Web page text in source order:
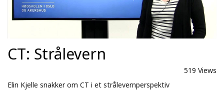
CT: Strålevern
519 Views
Elin Kjelle snakker om CT i et strålevernperspektiv